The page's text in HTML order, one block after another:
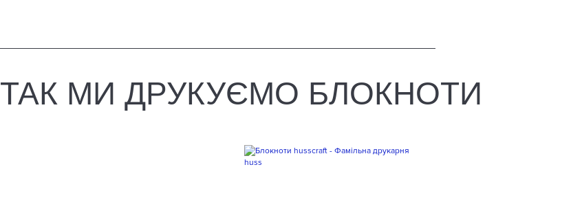
ТАК МИ ДРУКУЄМО БЛОКНОТИ